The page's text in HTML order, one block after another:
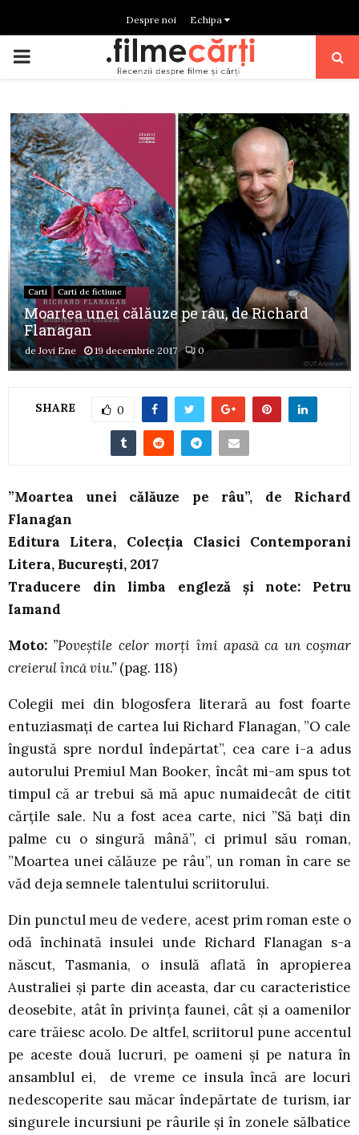
Despre noi Echipa
PRIMARY
Carti Carti de fictiune
Moartea unei călăuze pe râu, de Richard
Flanagan
de Jovi Ene 19 decembrie 2017 0
SHARE 0
”Moartea unei călăuze pe râu”, de Richard
Flanagan
Editura Litera, Colecția Clasici Contemporani
Litera, București, 2017
Traducere din limba engleză și note: Petru
Iamand
Moto: ”Poveștile celor morți îmi apasă ca un coșmar
creierul încă viu.” (pag. 118)
Colegii mei din blogosfera literară au fost foarte
entuziasmați de cartea lui Richard Flanagan, ”O cale
îngustă spre nordul îndepărtat”, cea care i-a adus
autorului Premiul Man Booker, încât mi-am spus tot
timpul că ar trebui să mă apuc numaidecât de citit
cărțile sale. Nu a fost acea carte, nici ”Să bați din
palme cu o singură mână”, ci primul său roman,
”Moartea unei călăuze pe râu”, un roman în care se
văd deja semnele talentului scriitorului.
Din punctul meu de vedere, acest prim roman este o
odă închinată insulei unde Richard Flanagan s-a
născut, Tasmania, o insulă aflată în apropierea
Australiei și parte din aceasta, dar cu caracteristice
deosebite, atât în privința faunei, cât și a oamenilor
care trăiesc acolo. De altfel, scriitorul pune accentul
pe aceste două lucruri, pe oameni și pe natura în
ansamblul ei, de vreme ce insula încă are locuri
nedescoperite sau măcar îndepărtate de turism, iar
singurele incursiuni pe râurile și în zonele sălbatice